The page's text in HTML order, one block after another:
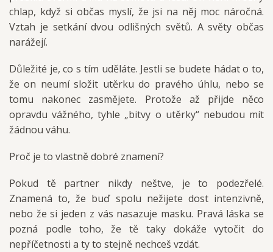
chlap, když si občas myslí, že jsi na něj moc náročná.
Vztah je setkání dvou odlišných světů. A světy občas
narážejí.
Důležité je, co s tím uděláte. Jestli se budete hádat o to,
že on neumí složit utěrku do pravého úhlu, nebo se
tomu nakonec zasmějete. Protože až přijde něco
opravdu vážného, tyhle „bitvy o utěrky“ nebudou mít
žádnou váhu.
Proč je to vlastně dobré znamení?
Pokud tě partner nikdy neštve, je to podezřelé.
Znamená to, že buď spolu nežijete dost intenzivně,
nebo že si jeden z vás nasazuje masku. Pravá láska se
pozná podle toho, že tě taky dokáže vytočit do
nepříčetnosti a ty to stejně nechceš vzdát.